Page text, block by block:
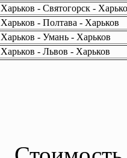
Харьков - Святогорск -
Харьков - Полтава - Харьков
Харьков - Умань - Харьков
Харьков - Львов - Харьков